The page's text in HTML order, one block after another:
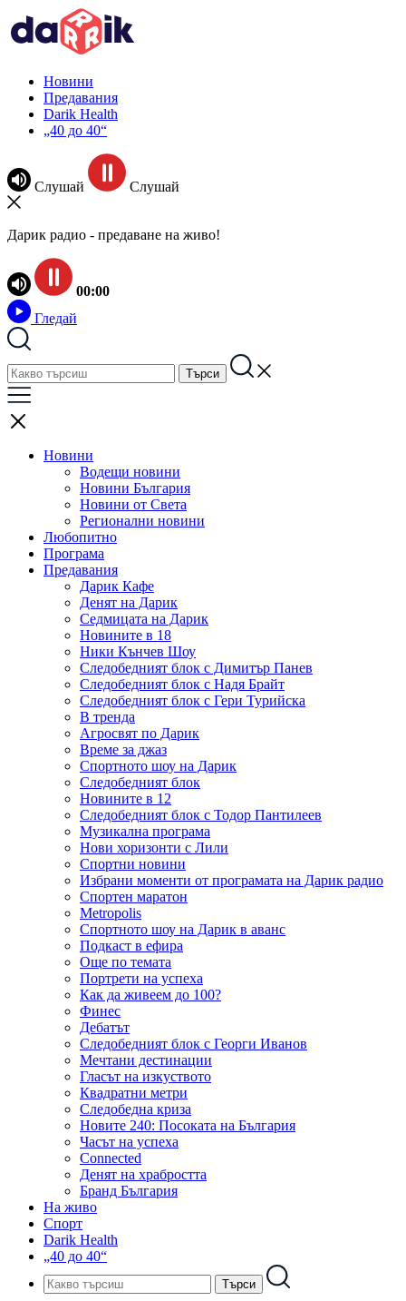
Новини
Предавания
Darik Health
„40 до 40“
Слушай Слушай
Дарик радио - предаване на живо!
00:00
Гледай
Новини
Водещи новини
Новини България
Новини от Света
Регионални новини
Любопитно
Програма
Предавания
Дарик Кафе
Денят на Дарик
Седмицата на Дарик
Новините в 18
Ники Кънчев Шоу
Следобедният блок с Димитър Панев
Следобедният блок с Надя Брайт
Следобедният блок с Гери Турийска
В тренда
Агросвят по Дарик
Време за джаз
Спортното шоу на Дарик
Следобедният блок
Новините в 12
Следобедният блок с Тодор Пантилеев
Музикална програма
Нови хоризонти с Лили
Спортни новини
Избрани моменти от програмата на Дарик радио
Спортен маратон
Metropolis
Спортното шоу на Дарик в аванс
Подкаст в ефира
Още по темата
Портрети на успеха
Как да живеем до 100?
Финес
Дебатът
Следобедният блок с Георги Иванов
Мечтани дестинации
Гласът на изкуството
Квадратни метри
Следобедна криза
Новите 240: Посоката на България
Часът на успеха
Connected
Денят на храбростта
Бранд България
На живо
Спорт
Darik Health
„40 до 40“